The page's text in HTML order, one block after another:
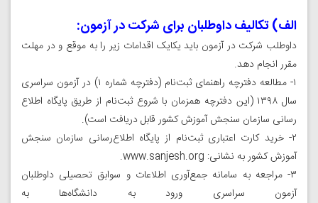
الف) تکالیف داوطلبان‌ برای‌ شرکت‌ در آزمون:‌
داوطلب‌ شرکت‌ در آزمون‌ باید یکایک‌ اقدامات‌ زیر را به موقع‌ و در مهلت‌
مقرر انجام‌ دهد.
۱- مطالعه دفترچه راهنمای ثبت‌نام (دفترچه شماره ۱) در آزمون سراسری
سال ۱۳۹۸ (این دفترچه همزمان با شروع ثبت‌نام از طریق پایگاه اطلاع
رسانی سازمان سنجش آموزش کشور قابل دریافت است).
۲- خرید کارت اعتباری ثبت‌نام از پایگاه اطلاع‌رسانی سازمان سنجش
آموزش کشور‌ به نشانی: www.sanjesh.org
.
۳- مراجعه به سامانه جمع‌آوری اطلاعات و سوابق تحصیلی داوطلبان
آزمون سراسری ورود به دانشگاه‌ها به